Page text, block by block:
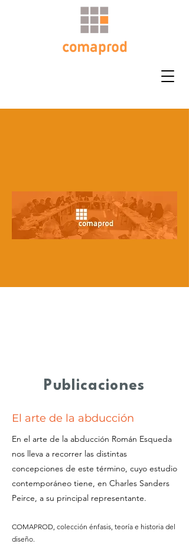
Publicaciones
El arte de la abducción
En el arte de la abducción Román Esqueda
nos lleva a recorrer las distintas
concepciones de este término, cuyo estudio
contemporáneo tiene, en Charles Sanders
Peirce, a su principal representante.
COMAPROD, colección énfasis, teoría e historia del
diseño.